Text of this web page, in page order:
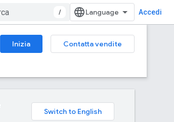
/ Accedi
Inizia
Contatta vendite